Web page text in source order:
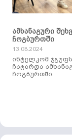
ამხანაგური
ჩოგბურთში
13.08.2024
ინტელკომ
ჩატარდა
ჩოგბურთში.